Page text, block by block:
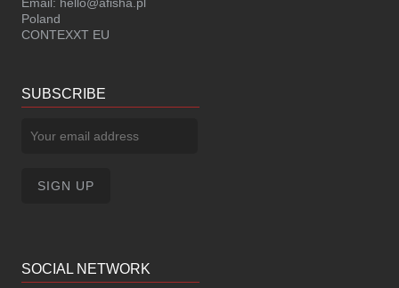
Poland
CONTEXXT EU
SUBSCRIBE
SOCIAL NETWORK